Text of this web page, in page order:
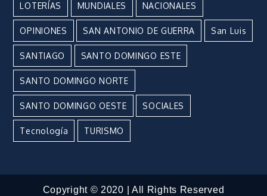
LOTERÍAS MUNDIALES NACIONALES
OPINIONES SAN ANTONIO DE GUERRA San Luis
SANTIAGO SANTO DOMINGO ESTE
SANTO DOMINGO NORTE
SANTO DOMINGO OESTE SOCIALES
Tecnología TURISMO
Copyright © 2020 | All Rights Reserved